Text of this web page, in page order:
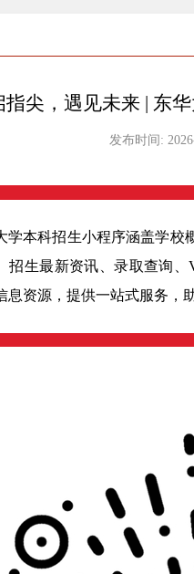
指尖，遇见未来 | 东
发布时间:
学本科招生小程序涵盖学校
招生最新资讯、录取查询
息资源，提供一站式服务，